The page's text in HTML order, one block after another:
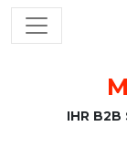
Zum Inhalt
HAUPTNAVIGATION
IHR B2B